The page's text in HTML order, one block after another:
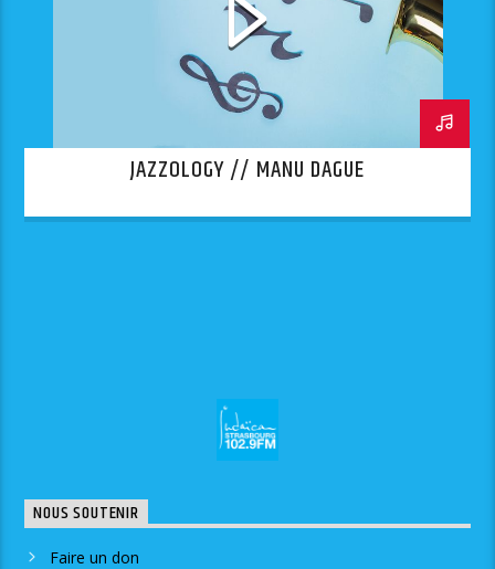
JAZZOLOGY // MANU DAGUE
NOUS SOUTENIR
Faire un don